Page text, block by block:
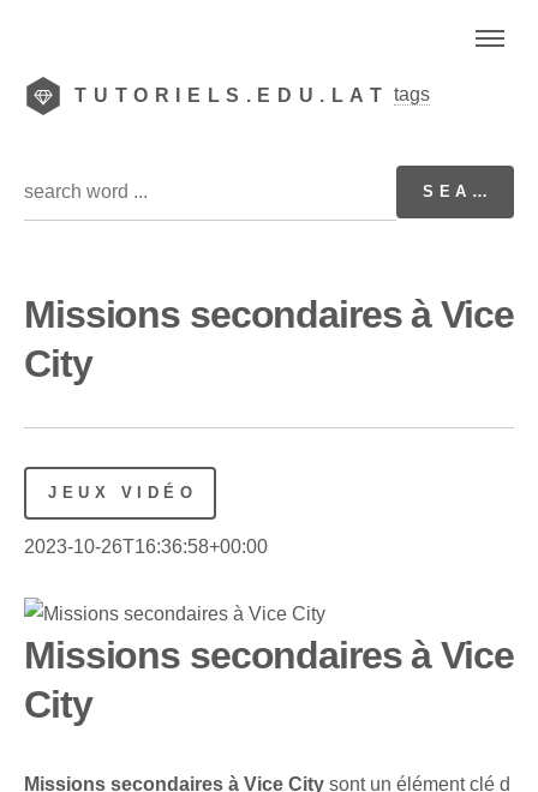
TUTORIELS.EDU.LAT tags
Missions secondaires à Vice
City
JEUX VIDÉO
2023-10-26T16:36:58+00:00
Missions secondaires à Vice
City
Missions secondaires à Vice City sont un élément clé d